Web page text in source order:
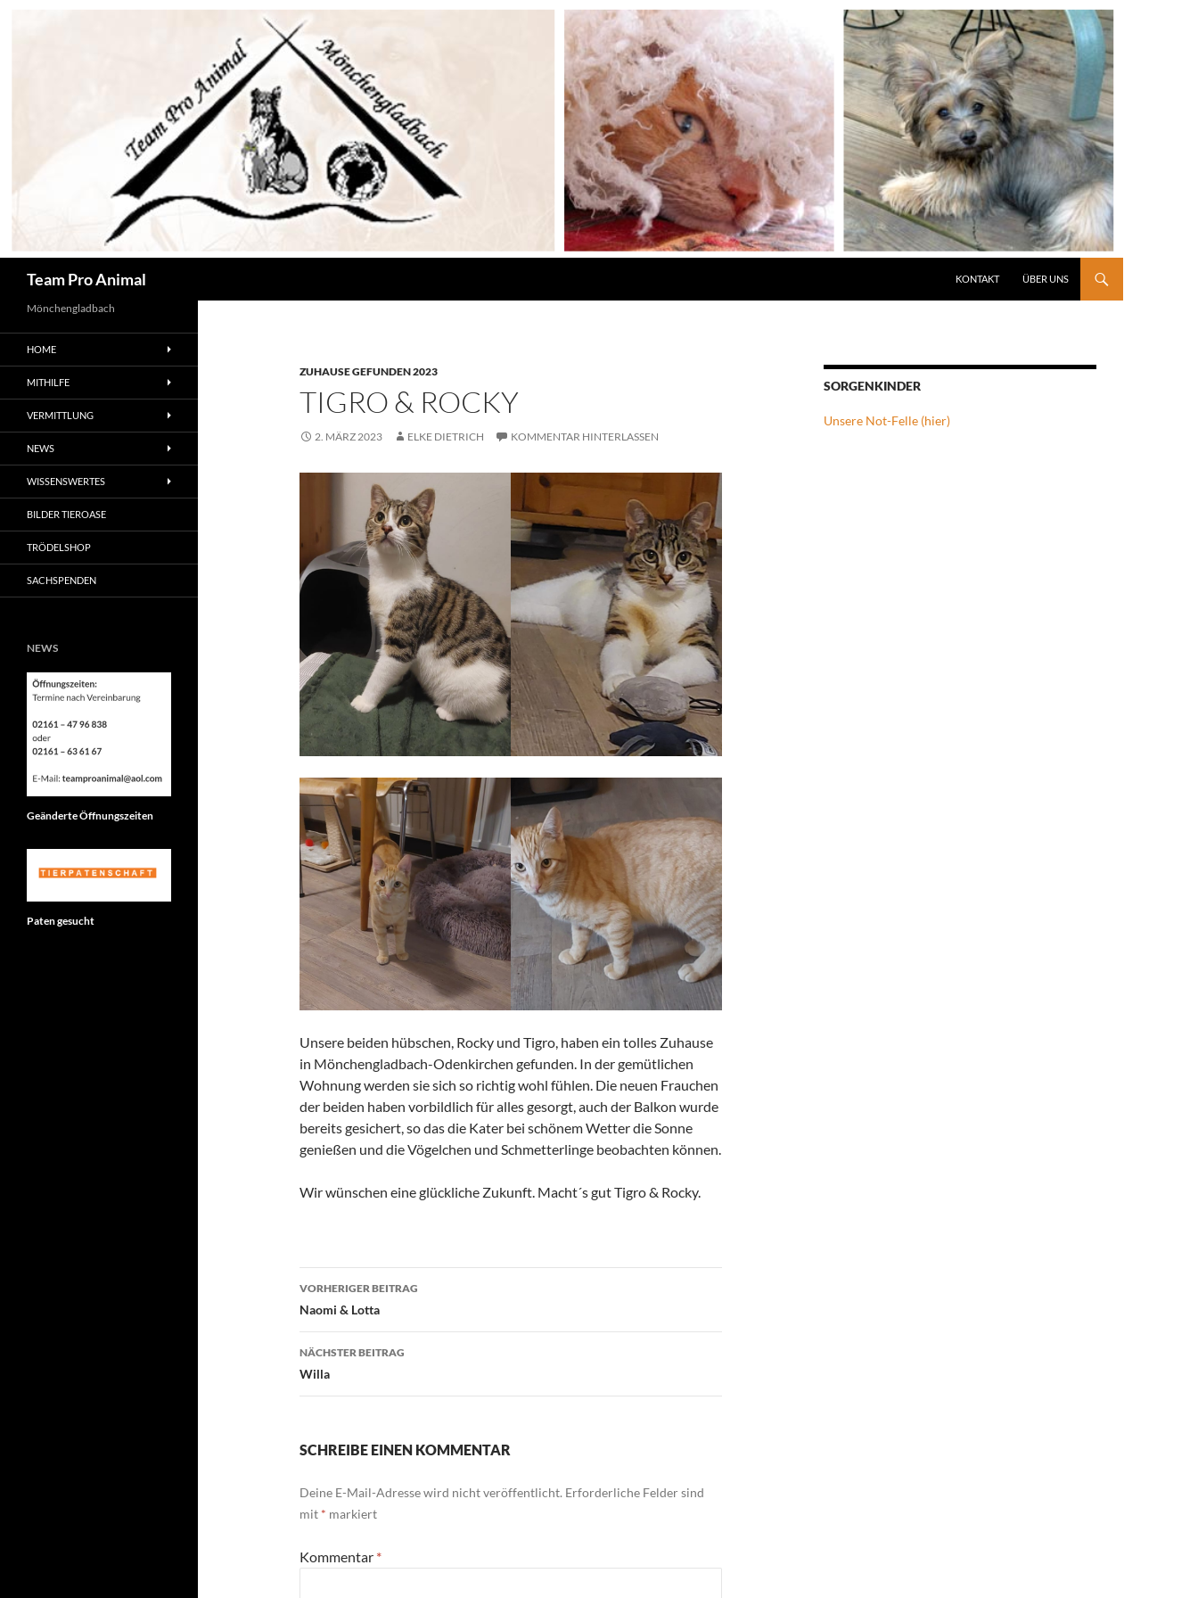
Team Pro Animal KONTAKT ÜBER UNS
ZUHAUSE GEFUNDEN 2023
TIGRO & ROCKY
2. MÄRZ 2023 ELKE DIETRICH KOMMENTAR HINTERLASSEN
Unsere beiden hübschen, Rocky und Tigro, haben ein tolles Zuhause
in Mönchengladbach-Odenkirchen gefunden. In der gemütlichen
Wohnung werden sie sich so richtig wohl fühlen. Die neuen Frauchen
der beiden haben vorbildlich für alles gesorgt, auch der Balkon wurde
bereits gesichert, so das die Kater bei schönem Wetter die Sonne
genießen und die Vögelchen und Schmetterlinge beobachten können.
Wir wünschen eine glückliche Zukunft. Macht´s gut Tigro & Rocky.
Beitragsnavigation
VORHERIGER BEITRAG
Naomi & Lotta
NÄCHSTER BEITRAG
Willa
SCHREIBE EINEN KOMMENTAR
Deine E-Mail-Adresse wird nicht veröffentlicht. Erforderliche Felder sind
mit * markiert
Kommentar *
SORGENKINDER
Unsere Not-Felle (hier)
Mönchengladbach
HOME
MITHILFE
VERMITTLUNG
NEWS
WISSENSWERTES
BILDER TIEROASE
TRÖDELSHOP
SACHSPENDEN
NEWS
Geänderte Öffnungszeiten
Paten gesucht